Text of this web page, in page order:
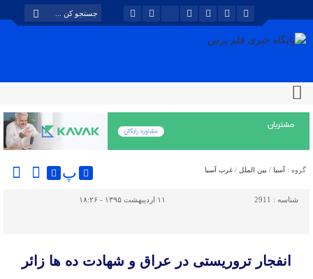
گروه : آسیا / بین الملل / غرب آسیا پ
شناسه : 2911 ۱۱ اردیبهشت ۱۳۹۵ - ۱۸:۲۶
انفجار تروریستی در عراق و شهادت ده ها زائر